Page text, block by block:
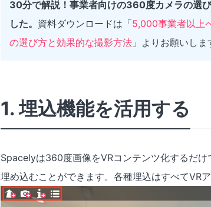
30分で解説！事業者向けの360度カメラの選
した。 資料ダウンロードは「5,000事業者以上
の選び方と効果的な撮影方法 」よりお願いしま
1. 埋込機能を活用する
Spacelyは360度画像をVRコンテンツ化するだ
埋め込むことができます。各種埋込はすべてVR